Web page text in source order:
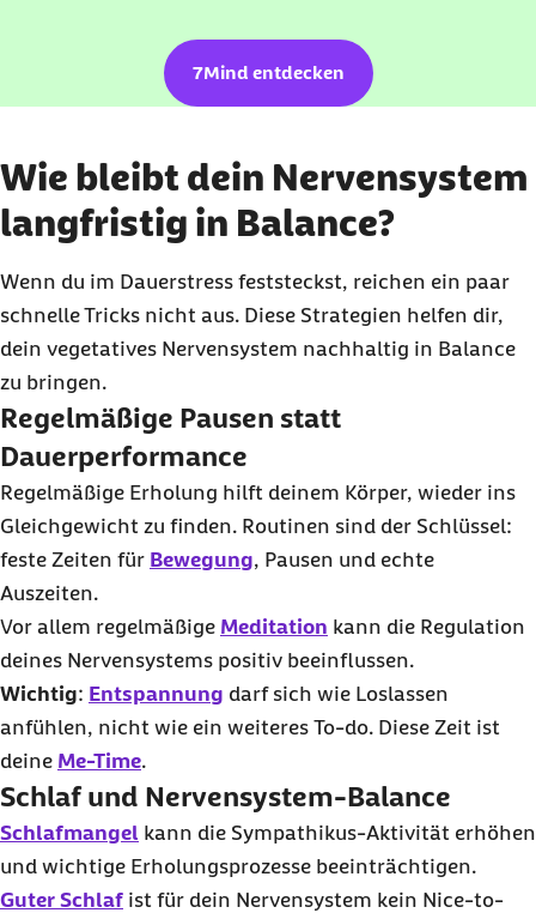
7Mind entdecken
Wie bleibt dein Nervensystem
langfristig in Balance?
Wenn du im Dauerstress feststeckst, reichen ein paar
schnelle Tricks nicht aus. Diese Strategien helfen dir,
dein vegetatives Nervensystem nachhaltig in Balance
zu bringen.
Regelmäßige Pausen statt
Dauerperformance
Regelmäßige Erholung hilft deinem Körper, wieder ins
Gleichgewicht zu finden. Routinen sind der Schlüssel:
feste Zeiten für Bewegung, Pausen und echte
Auszeiten.
Vor allem regelmäßige Meditation kann die Regulation
deines Nervensystems positiv beeinflussen.
Wichtig: Entspannung darf sich wie Loslassen
anfühlen, nicht wie ein weiteres To-do. Diese Zeit ist
deine Me-Time.
Schlaf und Nervensystem-Balance
Schlafmangel kann die Sympathikus-Aktivität erhöhen
und wichtige Erholungsprozesse beeinträchtigen.
Guter Schlaf ist für dein Nervensystem kein Nice-to-